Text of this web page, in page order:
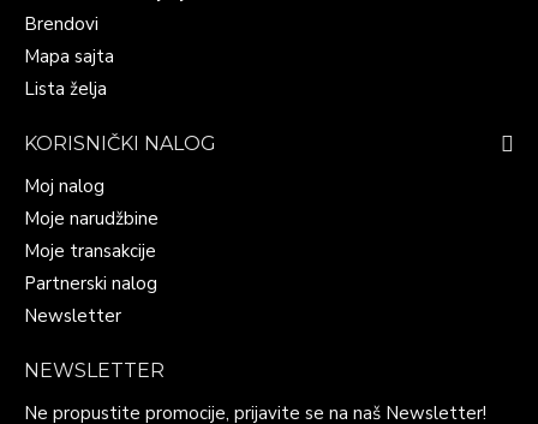
Brendovi
Mapa sajta
Lista želja
KORISNIČKI NALOG
Moj nalog
Moje narudžbine
Moje transakcije
Partnerski nalog
Newsletter
NEWSLETTER
Ne propustite promocije, prijavite se na naš Newsletter!